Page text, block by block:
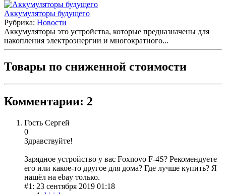
Аккумуляторы будущего
Рубрика: Новости
Аккумуляторы это устройства, которые предназначены для
накопления электроэнергии и многократного...
Товары по сниженной стоимости
Комментарии: 2
Гость Сергей
0
Здравствуйте!
Зарядное устройство у вас Foxnovo F-4S? Рекомендуете
его или какое-то другое для дома? Где лучше купить? Я
нашёл на ebay только.
#1: 23 сентября 2019 01:18